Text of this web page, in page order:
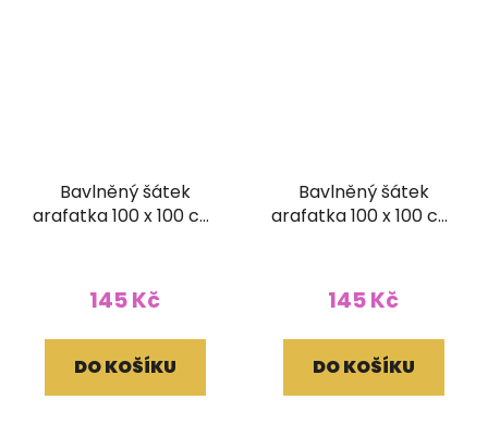
Bavlněný šátek
arafatka 100 x 100 cm
145 Kč
DO KOŠÍKU
Bavlněný šátek
arafatka 100 x 100 cm
145 Kč
DO KOŠÍKU